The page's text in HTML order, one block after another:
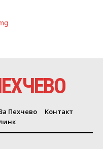
Пехчево
Контакт